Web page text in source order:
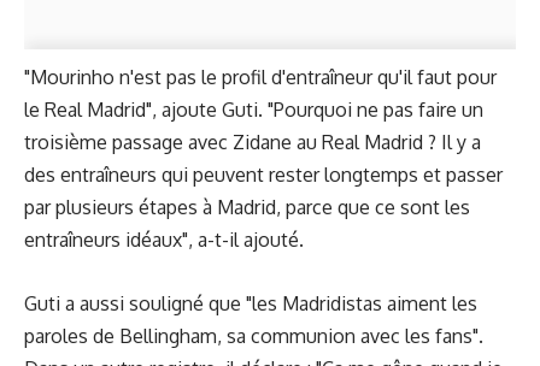
"Mourinho n'est pas le profil d'entraîneur qu'il faut pour
le Real Madrid", ajoute Guti. "Pourquoi ne pas faire un
troisième passage avec Zidane au Real Madrid ? Il y a
des entraîneurs qui peuvent rester longtemps et passer
par plusieurs étapes à Madrid, parce que ce sont les
entraîneurs idéaux", a-t-il ajouté.
Guti a aussi souligné que "les Madridistas aiment les
paroles de Bellingham, sa communion avec les fans".